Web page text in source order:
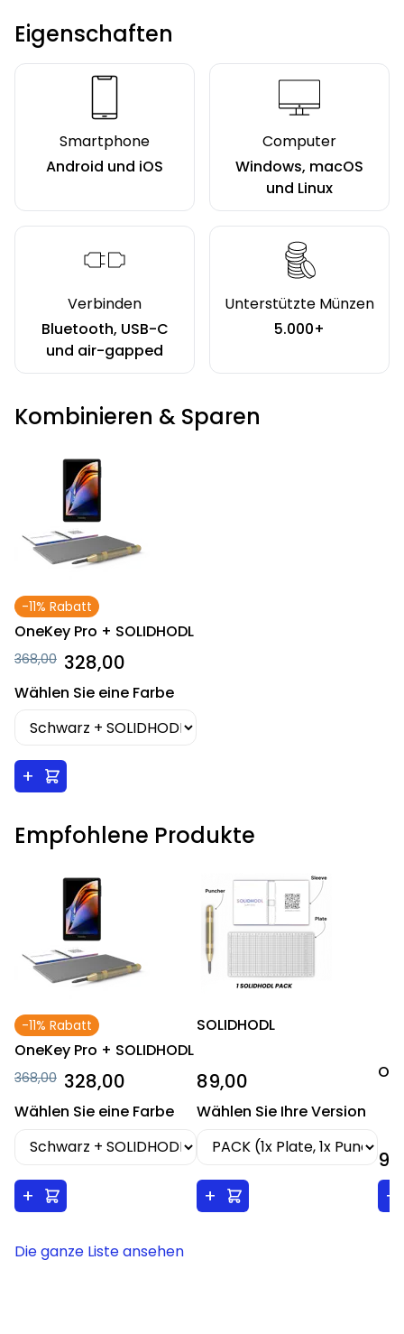
Eigenschaften
Smartphone
Android und iOS
Computer
Windows, macOS
und Linux
Verbinden
Bluetooth, USB-C
und air-gapped
Unterstützte Münzen
5.000+
Kombinieren & Sparen
-11% Rabatt
OneKey Pro + SOLIDHODL
368,00 328,00
Wählen Sie eine Farbe
+
Empfohlene Produkte
-11% Rabatt
OneKey Pro + SOLIDHODL
368,00 328,00
Wählen Sie eine Farbe
+
SOLIDHODL
89,00
Wählen Sie Ihre Version
+
+
Die ganze Liste ansehen